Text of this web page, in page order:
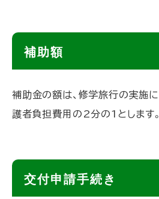
に
戻
補助額
補助金の額は、修学旅行の実施
護者負担費用の2分の1とします。
交付申請手続き